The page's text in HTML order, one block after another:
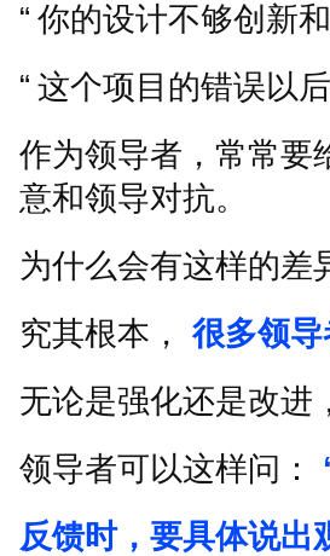
“ 你的设计不够创新
“ 这个项目的错误以
作为领导者，常常要
意和领导对抗。
为什么会有这样的差
究其根本，
很多领导
无论是强化还是改进
领导者可以这样问：
反馈时，要具体说出